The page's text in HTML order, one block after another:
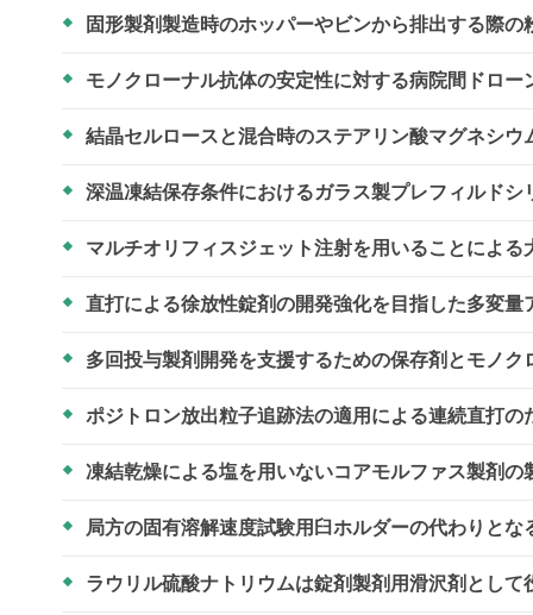
固形製剤製造時のホッパーやビンから排出する際
モノクローナル抗体の安定性に対する病院間ドロ
結晶セルロースと混合時のステアリン酸マグネシ
深温凍結保存条件におけるガラス製プレフィルド
マルチオリフィスジェット注射を用いることによ
直打による徐放性錠剤の開発強化を目指した多変
多回投与製剤開発を支援するための保存剤とモノ
ポジトロン放出粒子追跡法の適用による連続直打
凍結乾燥による塩を用いないコアモルファス製剤の
局方の固有溶解速度試験用臼ホルダーの代わりと
ラウリル硫酸ナトリウムは錠剤製剤用滑沢剤として